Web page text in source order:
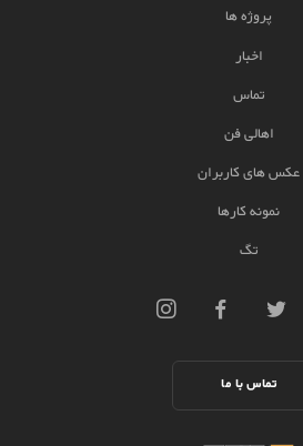
پروژه ها
اخبار
تماس
اهالی فن
عکس های کاربران
نمونه کارها
تگ
تماس با ما